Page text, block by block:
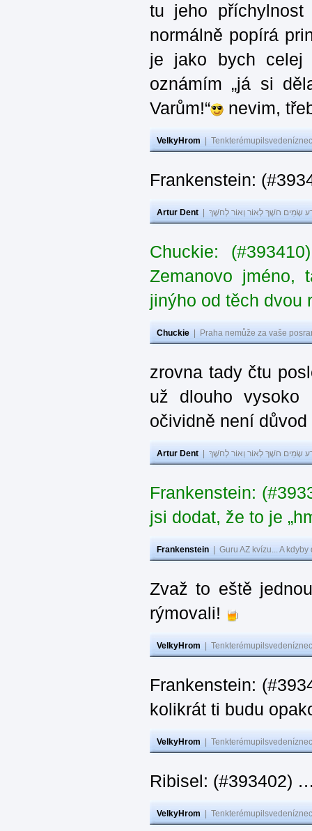
tu jeho
normálně popírá
je jako bych celej
oznámím „já si
Varům!“
nevim,
VelkyHrom
Frankenstein:
Artur Dent שָׂמִים חֹשֶׁךְ לְאוֹר וְאוֹר לְחֹשֶׁךְ
Chuckie:
Zemanovo jméno,
jinýho od těch dvou
Chuckie Praha nemůže za vaše
zrovna tady čtu
už dlouho
očividně není
Artur Dent שָׂמִים חֹשֶׁךְ לְאוֹר וְאוֹר לְחֹשֶׁךְ
Frankenstein:
jsi dodat, že to je
Frankenstein Guru AZ kvízu... A
Zvaž to eště
rýmovali!
VelkyHrom
Frankenstein:
kolikrát ti budu
VelkyHrom
Ribisel: (#393402)
VelkyHrom